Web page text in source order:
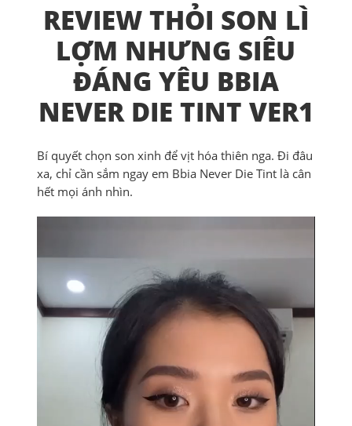
REVIEW THỎI SON LÌ
LỢM NHƯNG SIÊU
ĐÁNG YÊU BBIA
NEVER DIE TINT VER1
Bí quyết chọn son xinh để vịt hóa thiên nga. Đi đâu
xa, chỉ cần sắm ngay em Bbia Never Die Tint là cân
hết mọi ánh nhìn.
Video